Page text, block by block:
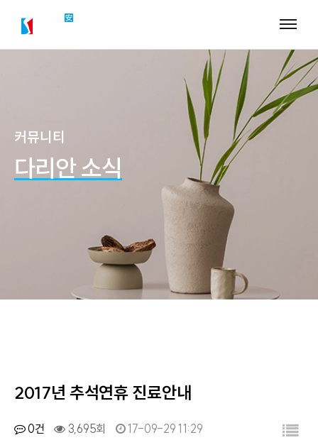
커뮤니티
다리안 소식
2017년 추석연휴 진료안내
0건 3,695회 17-09-29 11:29